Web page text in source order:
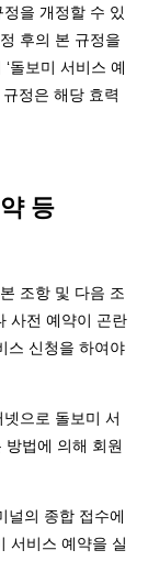
을 개정할 수 있
후의 본 규정을
돌보미 서비스 예
정은 해당 효력
등
조항 및 다음 조
사전 예약이 곤란
스 신청을 하여야
으로 돌보미 서
법에 의해 회원
널의 종합 접수에
서비스 예약을 실